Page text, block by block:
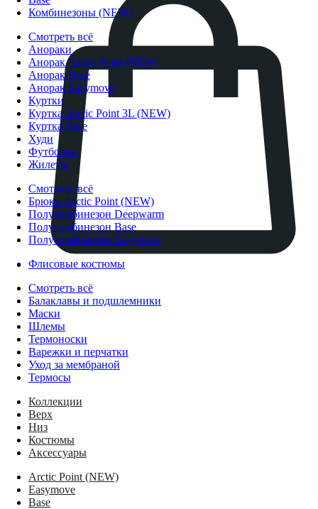
Комбинезоны (NEW)
Смотреть всё
Анораки
Анорак Arctic Point (NEW)
Анорак Base
Анорак Easymove
Куртки
Куртка Arctic Point 3L (NEW)
Куртка Base
Худи
Футболки
Жилеты
Смотреть всё
Брюки Arctic Point (NEW)
Полукомбинезон Deepwarm
Полукомбинезон Base
Полукомбинезон Easymove
Флисовые костюмы
Смотреть всё
Балаклавы и подшлемники
Маски
Шлемы
Термоноски
Варежки и перчатки
Уход за мембраной
Термосы
Коллекции
Верх
Низ
Костюмы
Аксессуары
Arctic Point (NEW)
Easymove
Base